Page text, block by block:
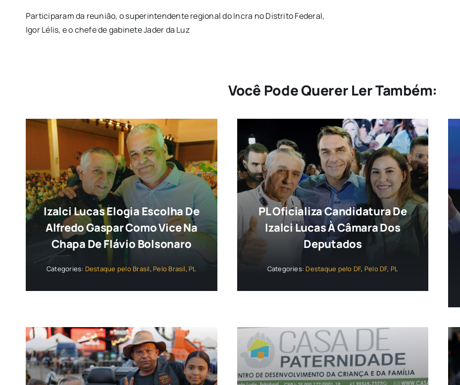
Participaram da reunião, o superintendente regional do Incra no Distrito Federal,
Igor Lélis, e o chefe de gabinete Jader da Luz
Você Pode Querer Ler Também:
Izalci Lucas Elogia Escolha De
Alfredo Gaspar Como Vice Na
Chapa De Flávio Bolsonaro
Categories: Destaque pelo Brasil, Pelo Brasil, PL
PL Oficializa Candidatura De
Izalci Lucas À Câmara Dos
Deputados
Categories: Destaque pelo DF, Pelo DF, PL